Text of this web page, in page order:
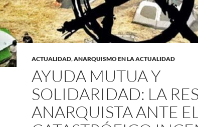
ACTUALIDAD,ANARQUISMO EN LA ACTUALIDAD
AYUDA MUTUA Y
SOLIDARIDAD: LA
ANARQUISTA ANTE EL